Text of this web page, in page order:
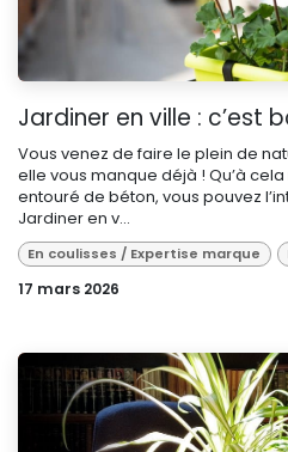
Jardiner en ville : c’est
Vous venez de faire le plein de
elle vous manque déjà ! Qu’à
entouré de béton, vous pouvez
Jardiner en v...
En coulisses / Expertise marque
17 mars 2026